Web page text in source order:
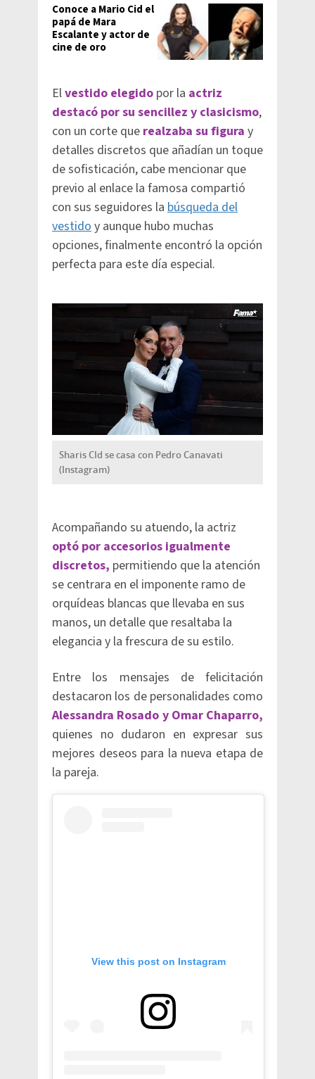
Conoce a Mario Cid el
papá de Mara
Escalante y actor de
cine de oro
Elvestido elegido por la actriz
destacó por su sencillez y clasicismo,
con un corte que realzaba su figura y
detalles discretos que añadían un toque
de sofisticación, cabe mencionar que
previo al enlace la famosa compartió
con sus seguidores la búsqueda del
vestidoy aunque hubo muchas
opciones, finalmente encontró la opción
perfecta para este día especial.
Sharis CId se casa con Pedro Canavati
(Instagram)
Acompañando su atuendo, la actriz
optó por accesorios igualmente
discretos, permitiendo que la atención
se centrara en el imponente ramo de
orquídeas blancas que llevaba en sus
manos, un detalle que resaltaba la
elegancia y la frescura de su estilo.
Entre los mensajes de felicitación
destacaron los de personalidades como
Alessandra Rosado y Omar Chaparro,
quienes no dudaron en expresar sus
mejores deseos para la nueva etapa de
la pareja.
View this post on Instagram